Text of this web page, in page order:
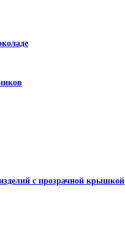
с прозрачной крышкой